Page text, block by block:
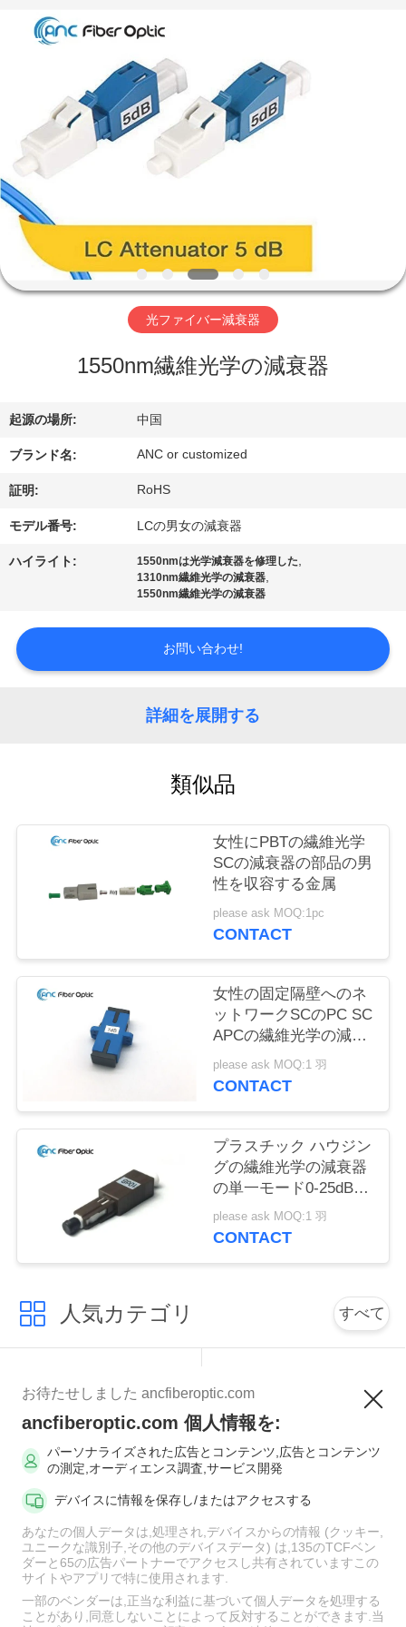
プ
ロ
ダ
ク
達
に
つ
い
て
場
質
私
絡
ニ
ュ
ー
ス
場
合
NEWS
ECER
光ファイバー減衰器
1550nm繊維光学の減衰器
起源の場所: 中国
ブランド名: ANC or customized
証明: RoHS
モデル番号: LCの男女の減衰器
ハイライト: 1550nmは光学減衰器を修理した,
1310nm繊維光学の減衰器,
1550nm繊維光学の減衰器
お問い合わせ!
詳細を展開する
類似品
女性にPBTの繊維光学
SCの減衰器の部品の男
性を収容する金属
please ask MOQ:1pc
CONTACT
女性の固定隔壁へのネ
ットワークSCのPC SC
APCの繊維光学の減衰
器の女性
please ask MOQ:1 羽
CONTACT
プラスチック ハウジン
グの繊維光学の減衰器
の単一モード0-25dBは
男女MUを修理しまし
た
please ask MOQ:1 羽
CONTACT
人気カテゴリ すべて
ーブル
コード
光ファイバアダプタ
繊維のパッチ・コー
ドのコネクター
光ファイバーピッグ
テール
光ファイバー減衰器
光ファイバースプリ
ッタ
光ファイバーケーブ
ル
お待たせしました ancfiberoptic.com
ancfiberoptic.com 個人情報を:
パーソナライズされた広告とコンテンツ,広告とコンテンツ
の測定,オーディエンス調査,サービス開発
デバイスに情報を保存し/またはアクセスする
あなたの個人データは,処理され,デバイスからの情報 (クッキー,
ユニークな識別子,その他のデバイスデータ) は,135のTCFベン
ダーと65の広告パートナーでアクセスし共有されていますこの
サイトやアプリで特に使用されます.
一部のベンダーは,正当な利益に基づいて個人データを処理する
ことがあり,同意しないことによって反対することができます.当